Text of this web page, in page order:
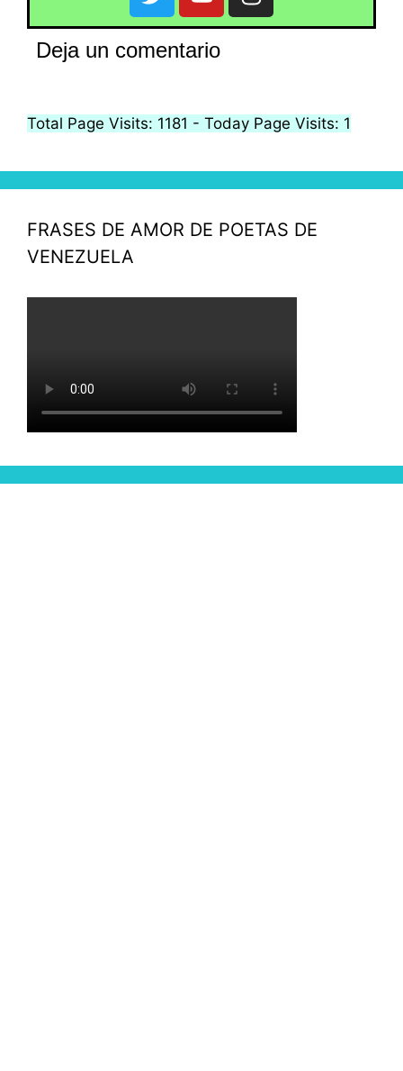
Deja un comentario
Total Page Visits: 1181 - Today Page Visits: 1
FRASES DE AMOR DE POETAS DE
VENEZUELA